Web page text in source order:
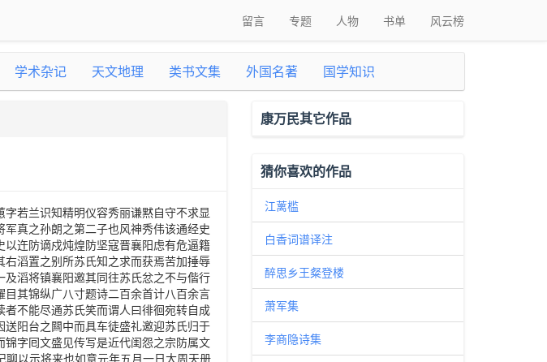
留言 专题 人物 书单 风云榜
学术杂记 天文地理 类书文集 外国名著 国学知识
若兰识知精明仪容秀丽谦黙自守不求显
真之孙朗之第二子也风神秀伟该通经史
迕防谪戍炖煌防坚寇晋襄阳虑有危逼籍
滔置之别所苏氏知之求而获焉苦加捶辱
滔将镇襄阳邀其同往苏氏忿之不与偕行
其锦纵广八寸题诗二百余首计八百余言
不能尽通苏氏笑而谓人曰徘徊宛转自成
阳台之闗中而具车徒盛礼邀迎苏氏归于
字囘文盛见传写是近代闺怨之宗防属文
以示将来也如意元年五月一日大周天册
康万民其它作品
猜你喜欢的作品
江蓠槛
白香词谱译注
醉思乡王粲登楼
萧军集
李商隐诗集